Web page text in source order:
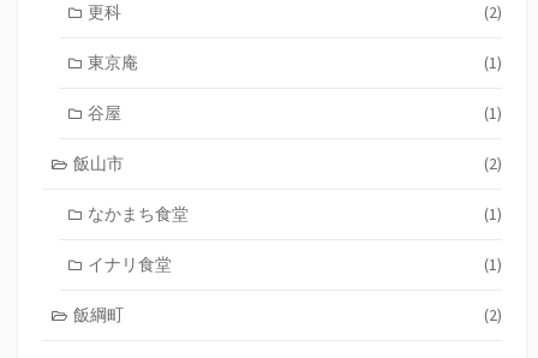
更科 (2)
東京庵 (1)
谷屋 (1)
飯山市 (2)
なかまち食堂 (1)
イナリ食堂 (1)
飯綱町 (2)